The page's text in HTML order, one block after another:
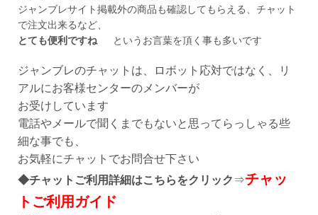
ジャンブレサイト掲載外の商品も確認してもらえる、チャット
で注文出来るなど、
とても便利ですね
というお言葉を頂く事も多いです
ジャンブレのチャットは、ロボット応対ではなく、リ
アルにお客様センターのメンバーが
お受けしています
電話やメールで聞くまでもないと思ってらっしゃる些
細な事でも、
お気軽にチャットでお問合せ下さい
◆チャットご利用詳細はこちらをクリック ⇒チャッ
トご利用 ガイド